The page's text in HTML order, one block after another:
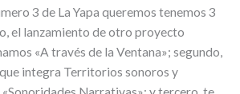
3 de La Yapa queremos tenemos 3
el lanzamiento de otro proyecto
«A través de la Ventana»; segundo,
integra Territorios sonoros y